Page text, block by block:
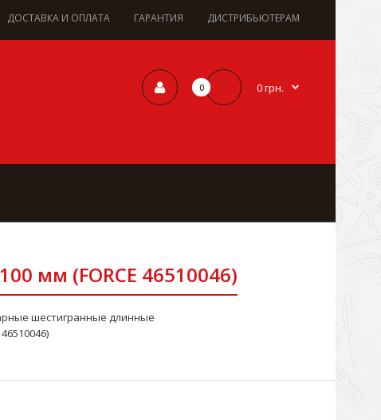
ДОСТАВКА И ОПЛАТА ГАРАНТИЯ ДИСТРИБЬЮТЕРАМ
0 0 грн.
мм (FORCE 46510046)
шестигранные длинные